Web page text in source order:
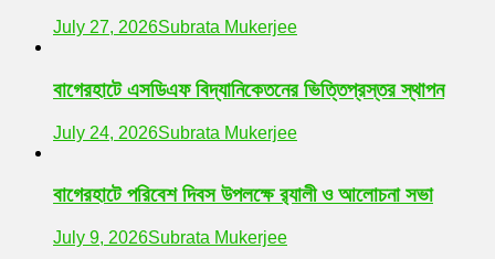
July 27, 2026Subrata Mukerjee
বাগেরহাটে এসডিএফ বিদ্যানিকেতনের ভিত্তিপ্রস্তর স্থাপন
July 24, 2026Subrata Mukerjee
বাগেরহাটে পরিবেশ দিবস উপলক্ষে র‌্যালী ও আলোচনা সভা
July 9, 2026Subrata Mukerjee